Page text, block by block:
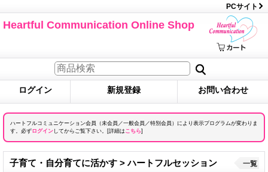
PCサイト
Heartful Communication Online Shop
ログイン 新規登録 お問い合わせ
ハートフルコミュニケーション会員（未会員／一般会員／特別会員）により表示プログラムが変わりま
す。必ずログイン してからご覧下さい。[詳細は こちら]
子育て・自分育てに活かす > ハートフルセッション 一覧